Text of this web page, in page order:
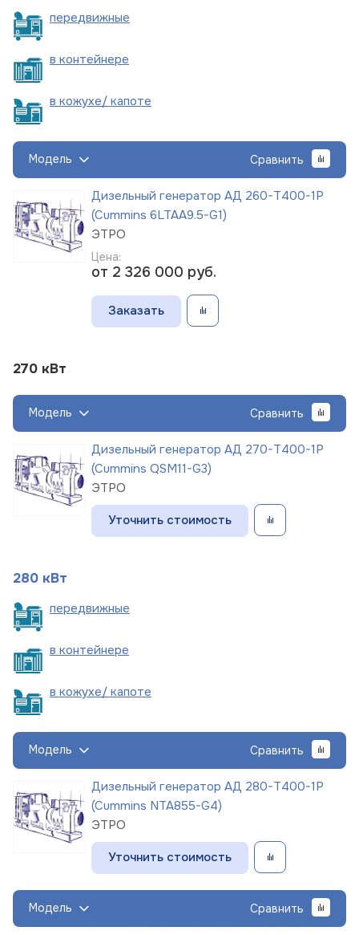
передвижные
в контейнере
в кожухе/ капоте
Модель Сравнить
Дизельный генератор АД 260-Т400-1Р
(Cummins 6LTAA9.5-G1)
ЭТРО
Цена:
от 2 326 000 руб.
Заказать
270 кВт
Модель Сравнить
Дизельный генератор АД 270-Т400-1Р
(Cummins QSM11-G3)
ЭТРО
Уточнить стоимость
280 кВт
передвижные
в контейнере
в кожухе/ капоте
Модель Сравнить
Дизельный генератор АД 280-Т400-1Р
(Cummins NTA855-G4)
ЭТРО
Уточнить стоимость
Модель Сравнить